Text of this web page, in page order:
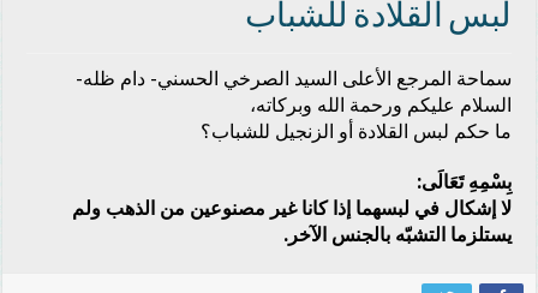
لبس القلادة للشباب
سماحة المرجع الأعلى السيد الصرخي الحسني- دام ظله-
السلام عليكم ورحمة الله وبركاته،
ما حكم لبس القلادة أو الزنجيل للشباب؟
بِسْمِهِ تَعَالَى:
لا إشكال في لبسهما إذا كانا غير مصنوعين من الذهب ولم
يستلزما التشبّه بالجنس الآخر.